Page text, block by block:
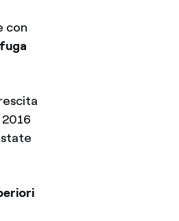
con
fuga
state